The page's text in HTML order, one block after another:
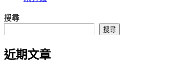
搜尋
搜尋
近期文章